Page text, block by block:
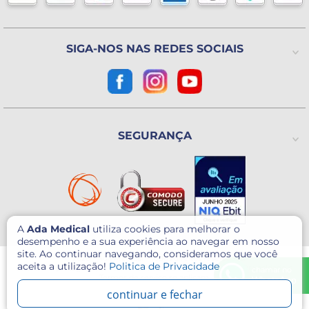
WhatsApp
A Ada Medical utiliza cookies para melhorar o
desempenho e a sua experiência ao navegar em nosso
site. Ao continuar navegando, consideramos que você
aceita a utilização! Politica de Privacidade
continuar e fechar
(Exceto Feriados)
Utinga - Santo André / SP
CEP: 09220-611
Como chegar?
CNPJ: 07.003.260/0001-60
SIGA-NOS NAS REDES SOCIAIS
SEGURANÇA
© 2026 - Ada Medical - Todos direitos reservados.
Este site é protegido por reCAPTCHA e o GooglePolítica de Privacidade
Termos de serviçose aplicam.